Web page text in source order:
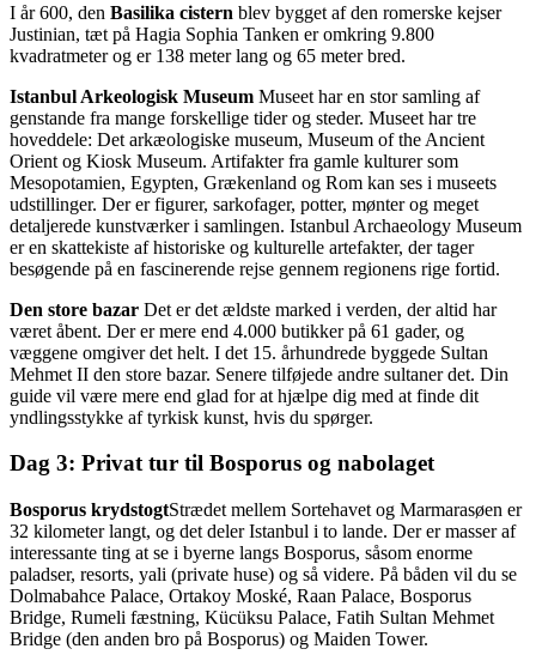
I år 600, den Basilika cistern blev bygget af den romerske kejser
Justinian, tæt på Hagia Sophia Tanken er omkring 9.800
kvadratmeter og er 138 meter lang og 65 meter bred.
Istanbul Arkeologisk Museum Museet har en stor samling af
genstande fra mange forskellige tider og steder. Museet har tre
hoveddele: Det arkæologiske museum, Museum of the Ancient
Orient og Kiosk Museum. Artifakter fra gamle kulturer som
Mesopotamien, Egypten, Grækenland og Rom kan ses i museets
udstillinger. Der er figurer, sarkofager, potter, mønter og meget
detaljerede kunstværker i samlingen. Istanbul Archaeology Museum
er en skattekiste af historiske og kulturelle artefakter, der tager
besøgende på en fascinerende rejse gennem regionens rige fortid.
Den store bazar Det er det ældste marked i verden, der altid har
været åbent. Der er mere end 4.000 butikker på 61 gader, og
væggene omgiver det helt. I det 15. århundrede byggede Sultan
Mehmet II den store bazar. Senere tilføjede andre sultaner det. Din
guide vil være mere end glad for at hjælpe dig med at finde dit
yndlingsstykke af tyrkisk kunst, hvis du spørger.
Dag 3: Privat tur til Bosporus og nabolaget
Bosporus krydstogtStrædet mellem Sortehavet og Marmarasøen er
32 kilometer langt, og det deler Istanbul i to lande. Der er masser af
interessante ting at se i byerne langs Bosporus, såsom enorme
paladser, resorts, yali (private huse) og så videre. På båden vil du se
Dolmabahce Palace, Ortakoy Moské, Raan Palace, Bosporus
Bridge, Rumeli fæstning, Kücüksu Palace, Fatih Sultan Mehmet
Bridge (den anden bro på Bosporus) og Maiden Tower.